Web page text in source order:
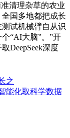
清理杂草的农业
国多地都把成长
试机械臂自从识
“AI大脑”。”开
DeepSeek深度
之
能化取科学数据